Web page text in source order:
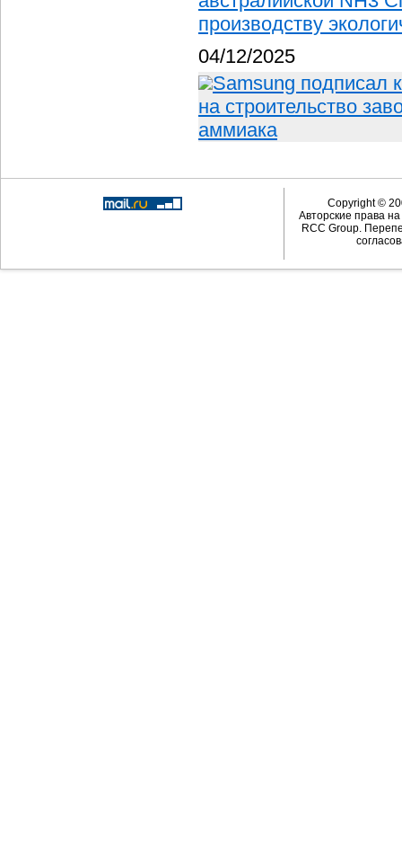
производству
04/12/2025
Samsung подписал
на строительство
аммиака
Copyright ©
Авторские права
RCC Group.